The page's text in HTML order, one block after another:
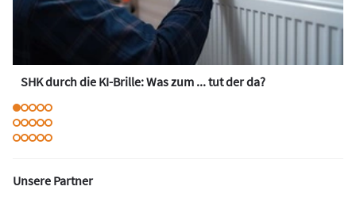
SHK durch die KI-Brille: Was zum ... tut der da?
Unsere Partner